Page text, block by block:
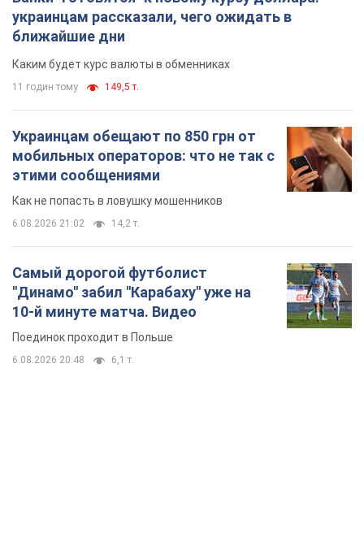
украинцам рассказали, чего ожидать в
ближайшие дни
Каким будет курс валюты в обменниках
11 годин тому 149,5 т.
Украинцам обещают по 850 грн от
мобильных операторов: что не так с
этими сообщениями
Как не попасть в ловушку мошенников
6.08.2026 21:02 14,2 т.
Самый дорогой футболист
"Динамо" забил "Карабаху" уже на
10-й минуте матча. Видео
Поединок проходит в Польше
6.08.2026 20:48 6,1 т.